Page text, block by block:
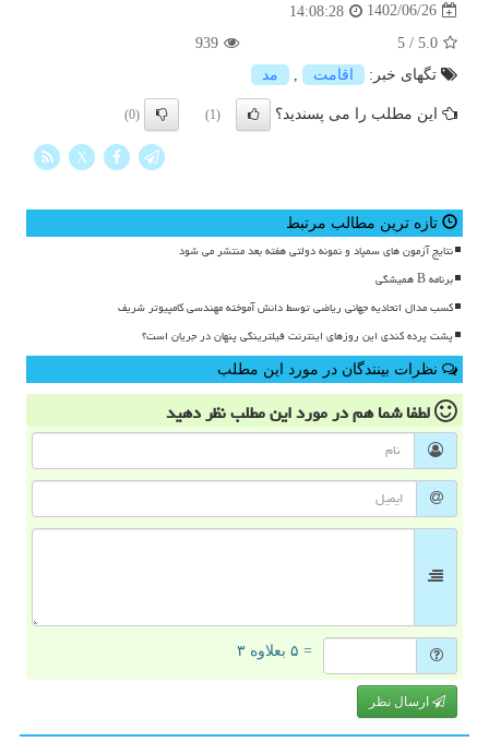
1402/06/26
14:08:28
5.0
/
5
939
تگهای خبر:
اقامت مد
این مطلب را می پسندید؟ (1)
(0)
X
تازه ترین مطالب مرتبط
نتایج آزمون های سمپاد و نمونه دولتی هفته بعد منتشر می شود
برنامه B همیشگی
کسب مدال اتحادیه جهانی ریاضی توسط دانش آموخته مهندسی کامپیوتر شریف
پشت پرده کندی این روزهای اینترنت فیلترینگی پنهان در جریان است؟
نظرات بینندگان در مورد این مطلب
لطفا شما همدر مورد این مطلبنظر دهید
= ۵ بعلاوه ۳
ارسال نظر